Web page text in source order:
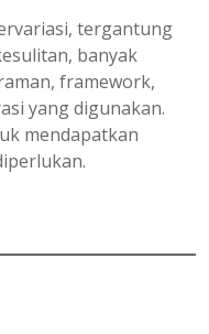
tergantung
banyak
framework,
yang digunakan.
mendapatkan